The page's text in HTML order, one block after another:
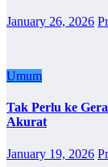
January 26, 2026
Umum
Tak Perlu ke
Akurat
January 19, 2026